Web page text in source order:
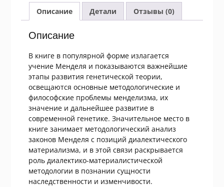
Описание Детали Отзывы (0)
Описание
В книге в популярной форме излагается
учение Менделя и показываются важнейшие
этапы развития генетической теории,
освещаются основные методологические и
философские проблемы менделизма, их
значение и дальнейшее развитие в
современной генетике. Значительное место в
книге занимает методологический анализ
законов Менделя с позиций диалектического
материализма, и в этой связи раскрывается
роль диалектико-материалистической
методологии в познании сущности
наследственности и изменчивости.